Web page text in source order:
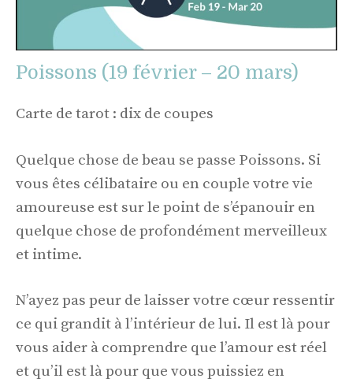
Poissons (19 février – 20 mars)
Carte de tarot : dix de coupes
Quelque chose de beau se passe Poissons. Si
vous êtes célibataire ou en couple votre vie
amoureuse est sur le point de s’épanouir en
quelque chose de profondément merveilleux
et intime.
N’ayez pas peur de laisser votre cœur ressentir
ce qui grandit à l’intérieur de lui. Il est là pour
vous aider à comprendre que l’amour est réel
et qu’il est là pour que vous puissiez en